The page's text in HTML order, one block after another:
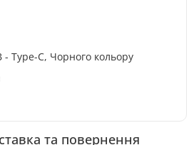
- Type-C, Чорного кольору
та повернення